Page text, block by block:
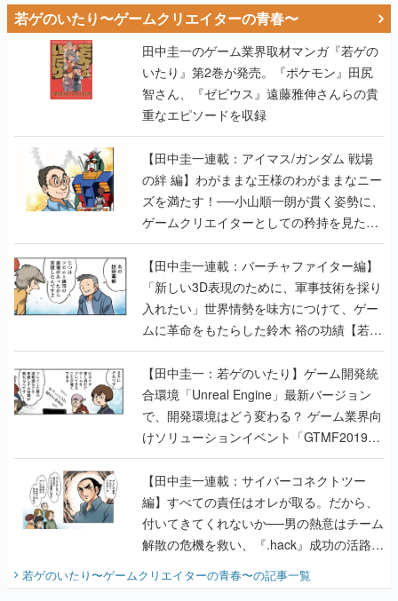
いたり』第2巻が発売。『ポケモン』田尻
智さん、『ゼビウス』遠藤雅伸さんらの貴
重なエピソードを収録
【田中圭一連載：アイマス/ガンダム 戦場
の絆 編】わがままな王様のわがままなニー
ズを満たす！──小山順一朗が貫く姿勢に、
ゲームクリエイターとしての矜持を見た
【若ゲのいたり最終回】
【田中圭一連載：バーチャファイター編】
「新しい3D表現のために、軍事技術を採り
入れたい」世界情勢を味方につけて、ゲー
ムに革命をもたらした鈴木 裕の功績【若ゲ
のいたり】
【田中圭一：若ゲのいたり】ゲーム開発統
合環境「Unreal Engine」最新バージョン
で、開発環境はどう変わる？ ゲーム業界向
けソリューションイベント「GTMF2019」
に行って、より理解を深めよう【PR】
【田中圭一連載：サイバーコネクトツー
編】すべての責任はオレが取る。だから、
付いてきてくれないか──男の熱意はチーム
解散の危機を救い、『.hack』成功の活路を
開く。業界の快男児・松山 洋に流れる血は
『少年ジャンプ』色だった【若ゲのいた
り】
若ゲのいたり〜ゲームクリエイターの青春〜の記事一覧